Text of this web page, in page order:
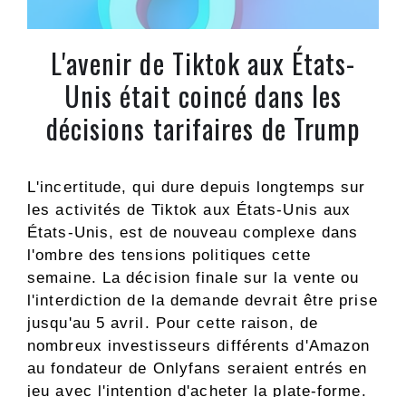
L'avenir de Tiktok aux États-
Unis était coincé dans les
décisions tarifaires de Trump
L'incertitude, qui dure depuis longtemps sur
les activités de Tiktok aux États-Unis aux
États-Unis, est de nouveau complexe dans
l'ombre des tensions politiques cette
semaine. La décision finale sur la vente ou
l'interdiction de la demande devrait être prise
jusqu'au 5 avril. Pour cette raison, de
nombreux investisseurs différents d'Amazon
au fondateur de Onlyfans seraient entrés en
jeu avec l'intention d'acheter la plate-forme.